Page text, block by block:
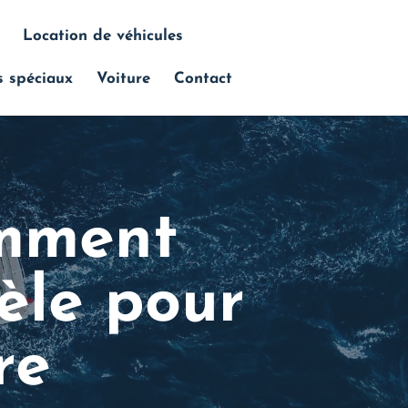
Location de véhicules
spéciaux Voiture Contact
pour